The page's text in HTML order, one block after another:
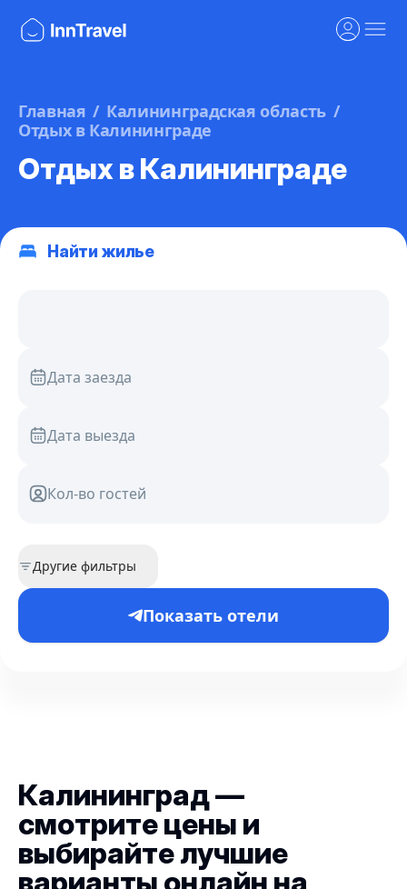
Главная
Калининградская область
Отдых в Калининграде
Отдых в Калининграде
Найти жилье
Дата заезда
Дата выезда
Кол-во гостей
Другие фильтры
Показать отели
Калининград —
смотрите цены и
выбирайте лучшие